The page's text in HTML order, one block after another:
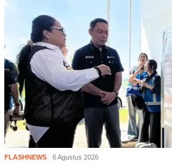
FLASHNEWS 6 Agustus 2026